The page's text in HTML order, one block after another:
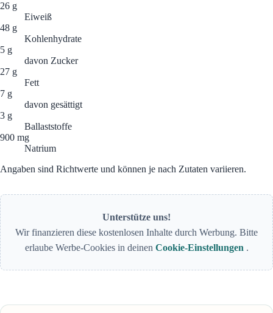
26 g
Eiweiß
48 g
Kohlenhydrate
5 g
davon Zucker
27 g
Fett
7 g
davon gesättigt
3 g
Ballaststoffe
900 mg
Natrium
Angaben sind Richtwerte und können je nach Zutaten variieren.
Unterstütze uns!
Wir finanzieren diese kostenlosen Inhalte durch Werbung. Bitte
erlaube Werbe-Cookies in deinen Cookie-Einstellungen .